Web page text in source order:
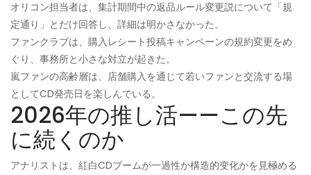
オリコン担当者は、集計期間中の返品ルール変更説について「規
定通り」とだけ回答し、詳細は明かさなかった。
ファンクラブは、購入レシート投稿キャンペーンの規約変更をめ
ぐり、事務所と小さな対立が起きた。
嵐ファンの高齢層は、店舗購入を通じて若いファンと交流する場
としてCD発売日を楽しんでいる。
2026年の推し活——この先
に続くのか
アナリストは、紅白CDブームが一過性か構造的变化かを見極める